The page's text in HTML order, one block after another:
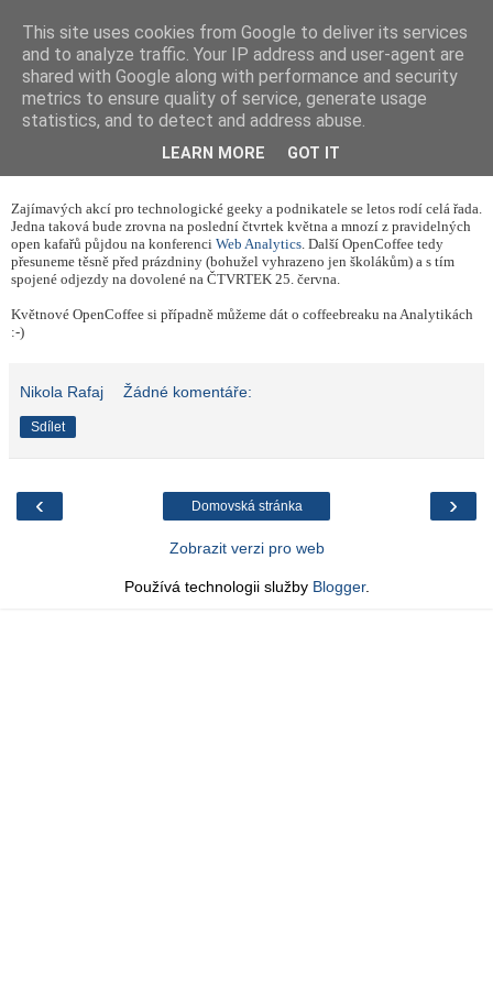
Další OpenCoffee bude ... v červnu
Zajímavých akcí pro technologické geeky a podnikatele se letos rodí celá řada.
Jedna taková bude zrovna na poslední čtvrtek května a mnozí z pravidelných
open kafařů půjdou na konferenci Web Analytics . Další OpenCoffee tedy
přesuneme těsně před prázdniny (bohužel vyhrazeno jen školákům) a s tím
spojené odjezdy na dovolené na ČTVRTEK 25. června.
Květnové OpenCoffee si případně můžeme dát o coffeebreaku na Analytikách
:-)
Nikola Rafaj Žádné komentáře:
Sdílet
‹ ›
Domovská stránka
Zobrazit verzi pro web
Používá technologii služby Blogger.
This site uses cookies from Google to deliver its services
and to analyze traffic. Your IP address and user-agent are
shared with Google along with performance and security
metrics to ensure quality of service, generate usage
statistics, and to detect and address abuse.
LEARN MORE GOT IT